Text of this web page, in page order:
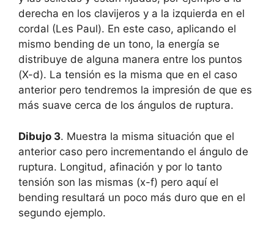
derecha en los clavijeros y a la izquierda en el
cordal (Les Paul). En este caso, aplicando el
mismo bending de un tono, la energía se
distribuye de alguna manera entre los puntos
(X-d). La tensión es la misma que en el caso
anterior pero tendremos la impresión de que es
más suave cerca de los ángulos de ruptura.
Dibujo 3. Muestra la misma situación que el
anterior caso pero incrementando el ángulo de
ruptura. Longitud, afinación y por lo tanto
tensión son las mismas (x-f) pero aquí el
bending resultará un poco más duro que en el
segundo ejemplo.